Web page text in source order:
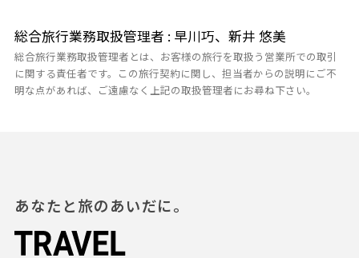
総合旅行業務取扱管理者 : 早川巧、新井 悠美
総合旅行業務取扱管理者とは、お客様の旅行を取扱う営業所での取引
に関する責任者です。この旅行契約に関し、担当者からの説明にご不
明な点があれば、ご遠慮なく上記の取扱管理者にお尋ね下さい。
あなたと旅のあいだに。